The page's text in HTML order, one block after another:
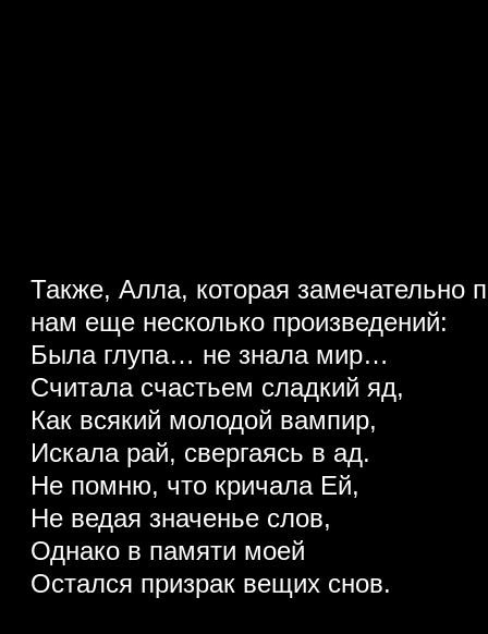
Также, Алла, которая замечательно
нам еще несколько произведений:
Была глупа… не знала мир…
Считала счастьем сладкий яд,
Как всякий молодой вампир,
Искала рай, свергаясь в ад.
Не помню, что кричала Ей,
Не ведая значенье слов,
Однако в памяти моей
Остался призрак вещих снов.